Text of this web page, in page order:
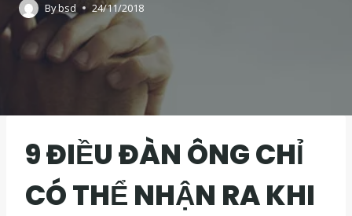
Bybsd 24/11/2018
9 ĐIỀU ĐÀN ÔNG CHỈ
CÓ THỂ NHẬN RA KHI